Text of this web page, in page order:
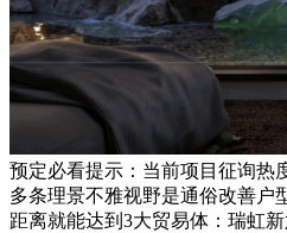
预定必看提示：当前项目征询热
多条理景不雅视野是通俗改善户
距离就能达到3大贸易体：瑞虹